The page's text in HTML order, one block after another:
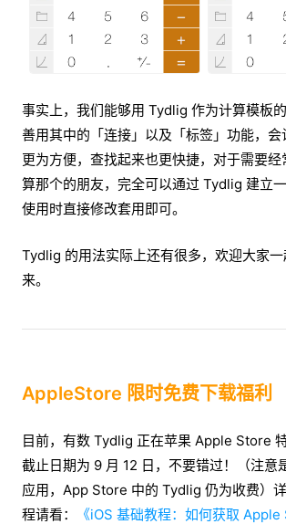
事实上，我们能够用 Tydlig 作为计算模板的
善用其中的「连接」以及「标签」功能，会
更为方便，查找起来也更快捷，对于需要
算那个的朋友，完全可以通过 Tydlig 建立一
使用时直接修改套用即可。
Tydlig 的用法实际上还有很多，欢迎大家
来。
AppleStore 限时免费下载福利
目前，有数 Tydlig 正在苹果 Apple Store 特
截止日期为 9 月 12 日，不要错过！（注意
应用，App Store 中的 Tydlig 仍为收费）
程请看：
《iOS 基础教程：如何获取